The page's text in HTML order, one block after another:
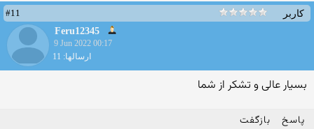
کاربر
#11
Feru12345
9 Jun 2022 00:17
ارسالها: 11
بسیار عالی و تشکر از شما
پاسخ بازگفت